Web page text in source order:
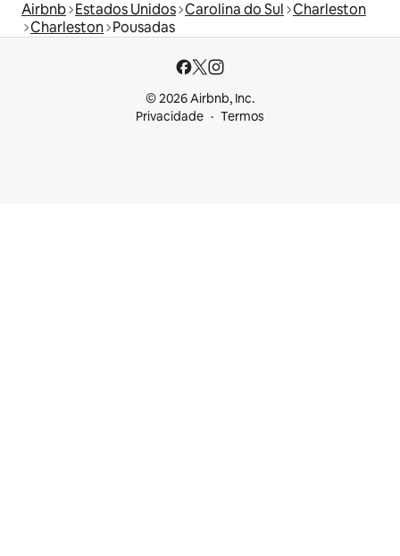
Airbnb Estados Unidos Carolina do Sul Charleston
Charleston Pousadas
© 2026 Airbnb, Inc.
Privacidade
Termos